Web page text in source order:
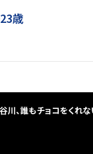
歳
川、誰もチョコをくれ